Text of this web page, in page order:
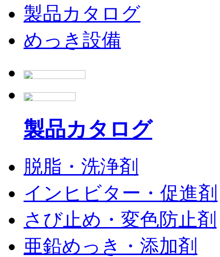
製品カタログ
めっき設備
製品カタログ
脱脂・洗浄剤
インヒビター・促進剤
さび止め・変色防止剤
亜鉛めっき・添加剤